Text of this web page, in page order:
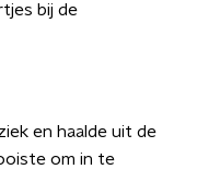
bij de
en haalde uit de
om in te